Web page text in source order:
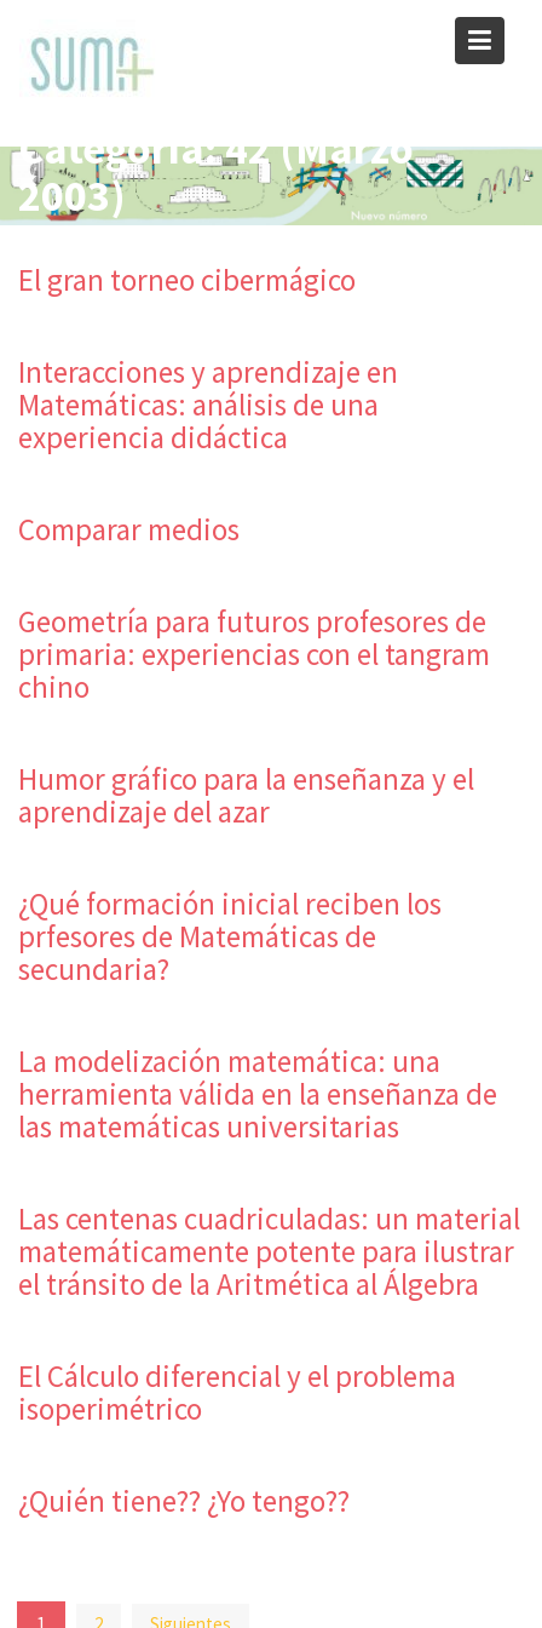
content
Categoría:42 (Marzo
2003)
El gran torneo cibermágico
Interacciones y aprendizaje en
Matemáticas: análisis de una
experiencia didáctica
Comparar medios
Geometría para futuros profesores de
primaria: experiencias con el tangram
chino
Humor gráfico para la enseñanza y el
aprendizaje del azar
¿Qué formación inicial reciben los
prfesores de Matemáticas de
secundaria?
La modelización matemática: una
herramienta válida en la enseñanza de
las matemáticas universitarias
Las centenas cuadriculadas: un material
matemáticamente potente para ilustrar
el tránsito de la Aritmética al Álgebra
El Cálculo diferencial y el problema
isoperimétrico
¿Quién tiene?? ¿Yo tengo??
Paginación
1